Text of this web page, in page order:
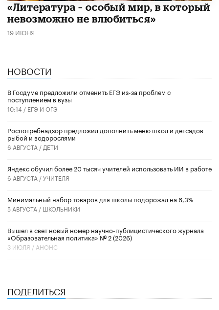
​«Литература – особый мир, в который
невозможно не влюбиться»
19 ИЮНЯ
НОВОСТИ
В Госдуме предложили отменить ЕГЭ из-за проблем с
поступлением в вузы
10:14 / ЕГЭ И ОГЭ
Роспотребнадзор предложил дополнить меню школ и детсадов
рыбой и водорослями
6 АВГУСТА / ДЕТИ
​Яндекс обучил более 20 тысяч учителей использовать ИИ в работе
6 АВГУСТА /УЧИТЕЛЯ
Минимальный набор товаров для школы подорожал на 6,3%
5 АВГУСТА / ШКОЛЬНИКИ
Вышел в свет новый номер научно-публицистического журнала
«Образовательная политика» № 2 (2026)
3 ИЮЛЯ / АНОНС
ПОДЕЛИТЬСЯ